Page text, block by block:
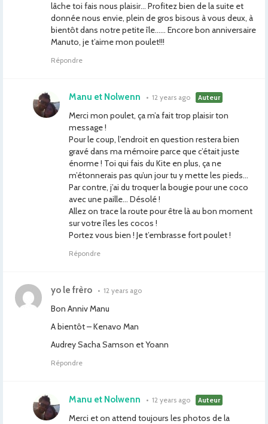
lâche toi fais nous plaisir… Profitez bien de la suite et
donnée nous envie, plein de gros bisous à vous deux, à
bientôt dans notre petite île…… Encore bon anniversaire
Manuto, je t’aime mon poulet!!!
Répondre
Manu et Nolwenn • 12 years ago Auteur
Merci mon poulet, ça m’a fait trop plaisir ton
message !
Pour le coup, l’endroit en question restera bien
gravé dans ma mémoire parce que c’était juste
énorme ! Toi qui fais du Kite en plus, ça ne
m’étonnerais pas qu’un jour tu y mette les pieds…
Par contre, j’ai du troquer la bougie pour une coco
avec une paille… Désolé !
Allez on trace la route pour être là au bon moment
sur votre îles les cocos !
Portez vous bien ! Je t’embrasse fort poulet !
Répondre
yo le frèro • 12 years ago
Bon Anniv Manu
A bientôt – Kenavo Man
Audrey Sacha Samson et Yoann
Répondre
Manu et Nolwenn • 12 years ago Auteur
Merci et on attend toujours les photos de la